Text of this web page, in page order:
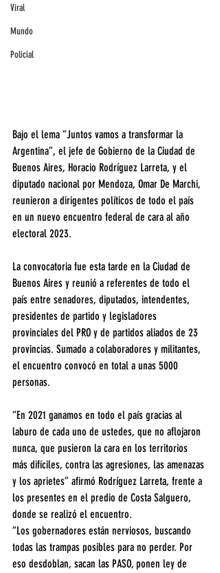
Viral
Mundo
Policial
Bajo el lema “Juntos vamos a transformar la
Argentina”, el jefe de Gobierno de la Ciudad de
Buenos Aires, Horacio Rodríguez Larreta, y el
diputado nacional por Mendoza, Omar De Marchi,
reunieron a dirigentes políticos de todo el país
en un nuevo encuentro federal de cara al año
electoral 2023.
La convocatoria fue esta tarde en la Ciudad de
Buenos Aires y reunió a referentes de todo el
país entre senadores, diputados, intendentes,
presidentes de partido y legisladores
provinciales del PRO y de partidos aliados de 23
provincias. Sumado a colaboradores y militantes,
el encuentro convocó en total a unas 5000
personas.
“En 2021 ganamos en todo el país gracias al
laburo de cada uno de ustedes, que no aflojaron
nunca, que pusieron la cara en los territorios
más difíciles, contra las agresiones, las amenazas
y los aprietes” afirmó Rodríguez Larreta, frente a
los presentes en el predio de Costa Salguero,
donde se realizó el encuentro.
“Los gobernadores están nerviosos, buscando
todas las trampas posibles para no perder. Por
eso desdoblan, sacan las PASO, ponen ley de